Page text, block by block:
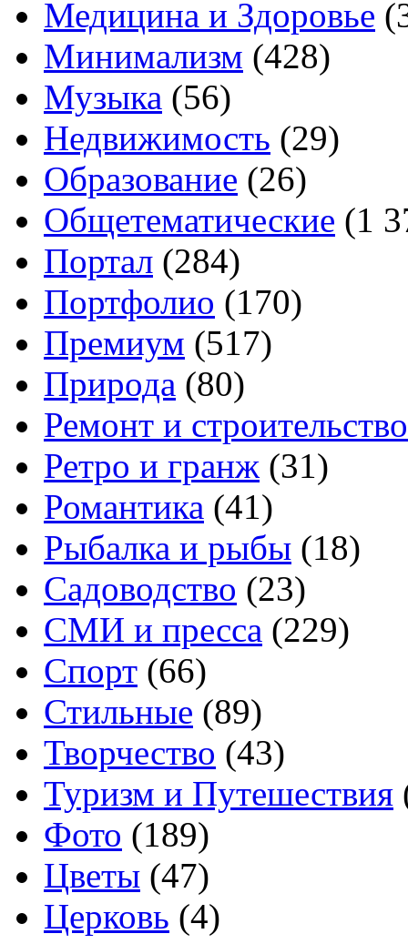
Медицина и Здоровье
Минимализм (428)
Музыка (56)
Недвижимость (29)
Образование (26)
Общетематические (1
Портал (284)
Портфолио (170)
Премиум (517)
Природа (80)
Ремонт и строительство
Ретро и гранж (31)
Романтика (41)
Рыбалка и рыбы (18)
Садоводство (23)
СМИ и пресса (229)
Спорт (66)
Стильные (89)
Творчество (43)
Туризм и Путешествия
Фото (189)
Цветы (47)
Церковь (4)